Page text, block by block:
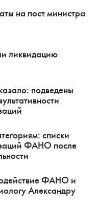
на пост министра
ликвидацию
подведены
списки
ФАНО после
ФАНО и
Александру